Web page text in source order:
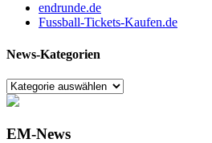
endrunde.de
Fussball-Tickets-Kaufen.de
News-Kategorien
EM-News